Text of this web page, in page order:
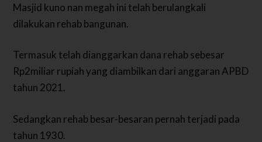
Masjid kuno nan megah ini telah berulangkali
dilakukan rehab bangunan.
Termasuk telah dianggarkan dana rehab sebesar
Rp2miliar rupiah yang diambilkan dari anggaran APBD
tahun 2021.
Sedangkan rehab besar-besaran pernah terjadi pada
tahun 1930.